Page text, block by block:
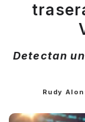
Detectan
Posted
Rudy